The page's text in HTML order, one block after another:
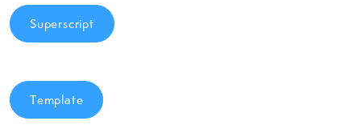
Superscript
Template